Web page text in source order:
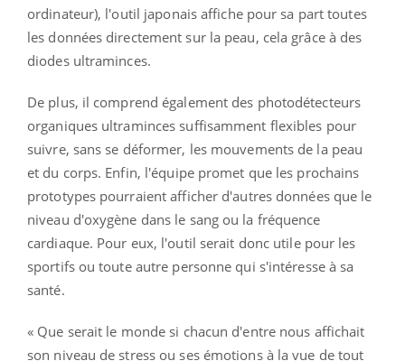
ordinateur), l'outil japonais affiche pour sa part toutes
les données directement sur la peau, cela grâce à des
diodes ultraminces.
De plus, il comprend également des photodétecteurs
organiques ultraminces suffisamment flexibles pour
suivre, sans se déformer, les mouvements de la peau
et du corps. Enfin, l'équipe promet que les prochains
prototypes pourraient afficher d'autres données que le
niveau d'oxygène dans le sang ou la fréquence
cardiaque. Pour eux, l'outil serait donc utile pour les
sportifs ou toute autre personne qui s'intéresse à sa
santé.
« Que serait le monde si chacun d'entre nous affichait
son niveau de stress ou ses émotions à la vue de tout